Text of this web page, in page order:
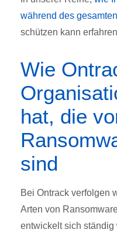
während des
schützen kann
Wie
hat, die
sind
Bei Ontrack verfolgen
Arten von
entwickelt sich